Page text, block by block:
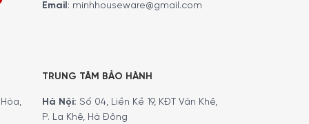
Email: minhhouseware@gmail.com
TRUNG TÂM BẢO HÀNH
Hà Nội: Số 04, Liền Kề 19, KĐT Văn Khê,
P. La Khê, Hà Đông